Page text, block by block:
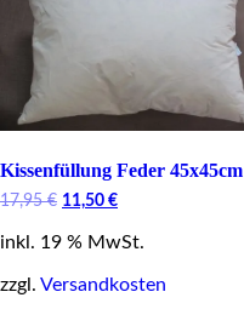
Kissenfüllung Feder 45x45cm
17,95€ Original
was:
11,50 €Current
is:
inkl. 19 % MwSt.
zzgl. Versandkosten